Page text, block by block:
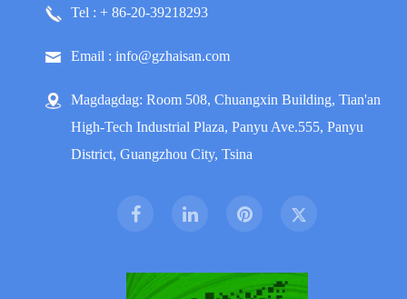
Tel : + 86-20-39218293
Email : info@gzhaisan.com
Magdagdag: Room 508, Chuangxin Building, Tian'an
High-Tech Industrial Plaza, Panyu Ave.555, Panyu
District, Guangzhou City, Tsina